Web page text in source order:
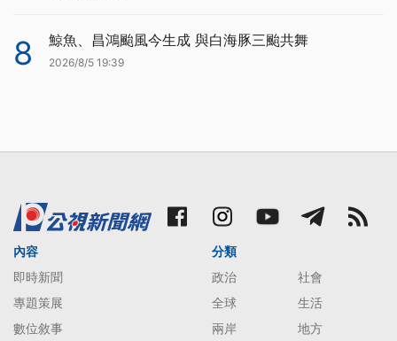
8 鯨魚、昌鴻颱風今生成 與白海豚三颱共舞
2026/8/5 19:39
內容
即時新聞
專題策展
數位敘事
分類
政治
社會
全球
生活
兩岸
地方